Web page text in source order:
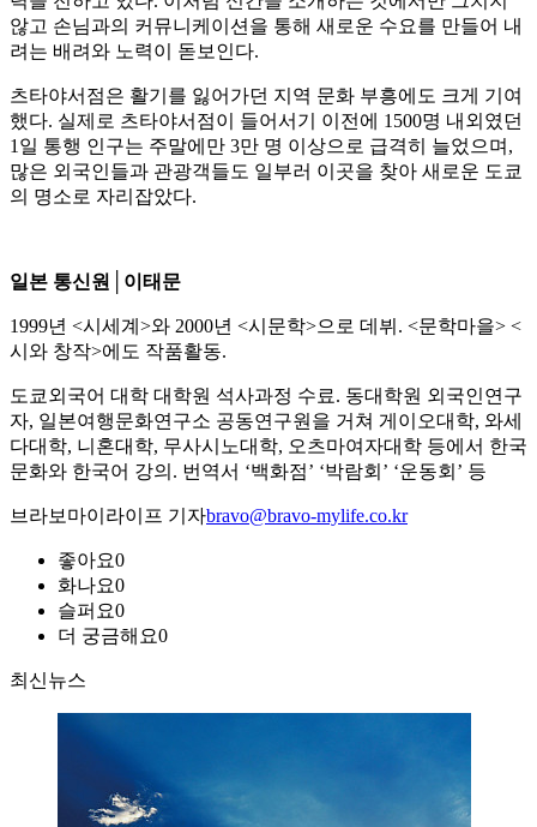
않고 손님과의 커뮤니케이션을 통해 새로운 수요를 만들어 내
려는 배려와 노력이 돋보인다.
츠타야서점은 활기를 잃어가던 지역 문화 부흥에도 크게 기여
했다. 실제로 츠타야서점이 들어서기 이전에 1500명 내외였던
1일 통행 인구는 주말에만 3만 명 이상으로 급격히 늘었으며,
많은 외국인들과 관광객들도 일부러 이곳을 찾아 새로운 도쿄
의 명소로 자리잡았다.
일본 통신원│이태문
1999년 <시세계>와 2000년 <시문학>으로 데뷔. <문학마을> <
시와 창작>에도 작품활동.
도쿄외국어 대학 대학원 석사과정 수료. 동대학원 외국인연구
자, 일본여행문화연구소 공동연구원을 거쳐 게이오대학, 와세
다대학, 니혼대학, 무사시노대학, 오츠마여자대학 등에서 한국
문화와 한국어 강의. 번역서 ‘백화점’ ‘박람회’ ‘운동회’ 등
브라보마이라이프 기자bravo@bravo-mylife.co.kr
좋아요0
화나요0
슬퍼요0
더 궁금해요0
최신뉴스